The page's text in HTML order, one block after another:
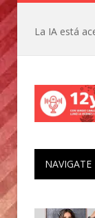
NAVIGATE